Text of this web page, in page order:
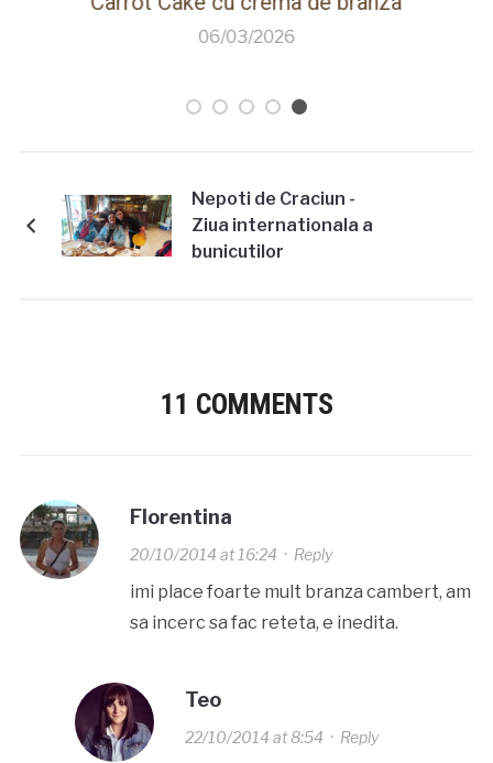
06/03/2026
Nepoti de Craciun -
Ziua internationala a
bunicutilor
11 COMMENTS
Florentina
20/10/2014 at 16:24· Reply
imi place foarte mult branza cambert, am
sa incerc sa fac reteta, e inedita.
Teo
22/10/2014 at 8:54· Reply